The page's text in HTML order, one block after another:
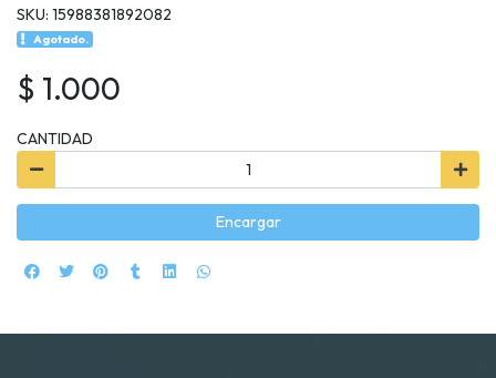
SKU: 15988381892082
Agotado.
$ 1.000
CANTIDAD
Encargar